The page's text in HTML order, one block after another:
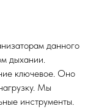
данного
дыхании.
ключевое. Оно
Мы
инструменты.